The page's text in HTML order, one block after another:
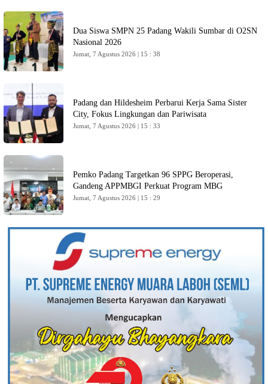
Dua Siswa SMPN 25 Padang Wakili Sumbar di O2SN
Nasional 2026
Jumat, 7 Agustus 2026 | 15 : 38
Padang dan Hildesheim Perbarui Kerja Sama Sister
City, Fokus Lingkungan dan Pariwisata
Jumat, 7 Agustus 2026 | 15 : 33
Pemko Padang Targetkan 96 SPPG Beroperasi,
Gandeng APPMBGI Perkuat Program MBG
Jumat, 7 Agustus 2026 | 15 : 29